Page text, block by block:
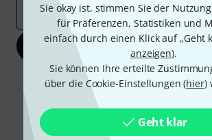
Sie okay ist, stimmen Sie der
für Präferenzen, Statistiken und
einfach durch einen Klick auf „Geht
anzeigen).
Sie können Ihre erteilte
über die Cookie-Einstellungen (hier)
Geht klar
E-Mail-Adresse*
Jetzt anmelden
Mit Klick auf „Jetzt anmelden“ stimmen Sie dem
Werbung und einer Messung des E-Mail-
Abmeldung ist jederzeit möglich. Weitere
unserenDatenschutzhinweisen
* Pflichtfeld